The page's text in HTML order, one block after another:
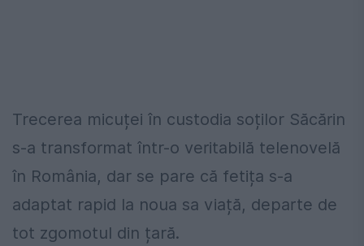
Trecerea micuței în custodia soților Săcărin
s-a transformat într-o veritabilă telenovelă
în România, dar se pare că fetița s-a
adaptat rapid la noua sa viață, departe de
tot zgomotul din țară.